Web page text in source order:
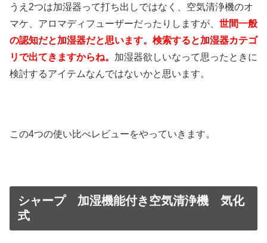
うえ2つは加湿器って打ち出しではなく、空気清浄機のオ
マケ、アロマディフューザーだったりしますが、 世間一般
の認知だと加湿器だと思います。検索すると加湿器カテゴ
リで出てきますからね。 加湿器欲しいなって思ったときに
検討するアイテムなんではないかと思います。
この4つの使い比べレビューをやっていきます。
シャープ 加湿機能付き空気清浄機 気化
式